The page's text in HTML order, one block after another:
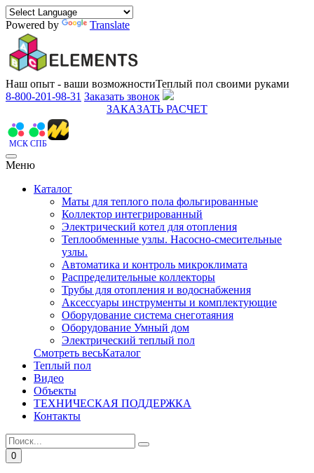
Powered by Translate
Наш опыт - ваши возможностиТеплый пол своими руками
8-800-201-98-31 Заказать звонок
ЗАКАЗАТЬ РАСЧЕТ
МСК СПБ
Меню
Каталог
Маты для теплого пола фольгированные
Коллектор интегрированный
Электрический котел для отопления
Теплообменные узлы. Насосно-смесительные
узлы.
Автоматика и контроль микроклимата
Распределительные коллекторы
Трубы для отопления и водоснабжения
Аксессуары инструменты и комплектующие
Оборудование система снеготаяния
Оборудование Умный дом
Электрический теплый пол
Смотреть весьКаталог
Теплый пол
Видео
Объекты
ТЕХНИЧЕСКАЯ ПОДДЕРЖКА
Контакты
0